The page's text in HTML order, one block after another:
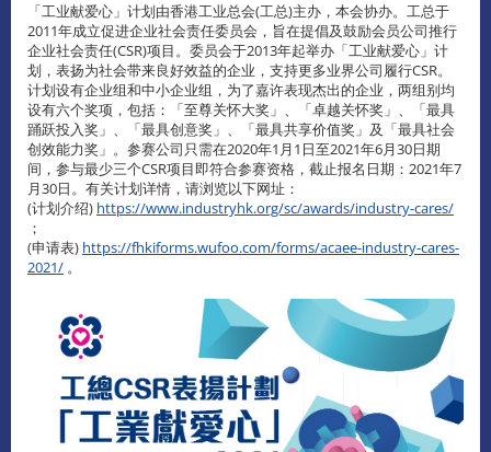
「工业献爱心」计划由香港工业总会(工总)主办，本会协办。工总于
2011年成立促进企业社会责任委员会，旨在提倡及鼓励会员公司推行
企业社会责任(CSR)项目。委员会于2013年起举办「工业献爱心」计
划，表扬为社会带来良好效益的企业，支持更多业界公司履行CSR。
计划设有企业组和中小企业组，为了嘉许表现杰出的企业，两组别均
设有六个奖项，包括：「至尊关怀大奖」、「卓越关怀奖」、「最具
踊跃投入奖」、「最具创意奖」、「最具共享价值奖」及「最具社会
创效能力奖」。参赛公司只需在2020年1月1日至2021年6月30日期
间，参与最少三个CSR项目即符合参赛资格，截止报名日期：2021年7
月30日。有关计划详情，请浏览以下网址：
(计划介绍) https://www.industryhk.org/sc/awards/industry-cares/
；
(申请表) https://fhkiforms.wufoo.com/forms/acaee-industry-cares-
2021/ 。